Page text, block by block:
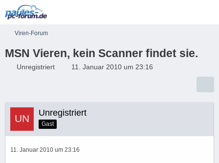
Viren-Forum
MSN Vieren, kein Scanner findet sie.
Unregistriert 11. Januar 2010 um 23:16
Unregistriert
Gast
11. Januar 2010 um 23:16